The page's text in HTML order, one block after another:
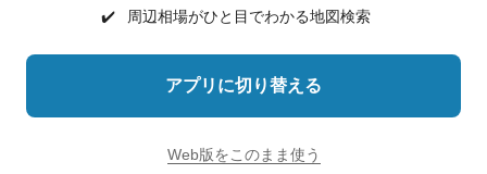
✔️
周辺相場がひと目でわかる地図検索
アプリに切り替える
Web版をこのまま使う
©NIFTY Lifestyle Co., Ltd.